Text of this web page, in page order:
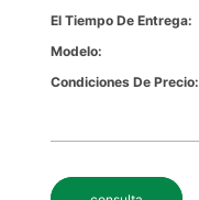
El Tiempo De Entrega:
Modelo:
Condiciones De Precio: